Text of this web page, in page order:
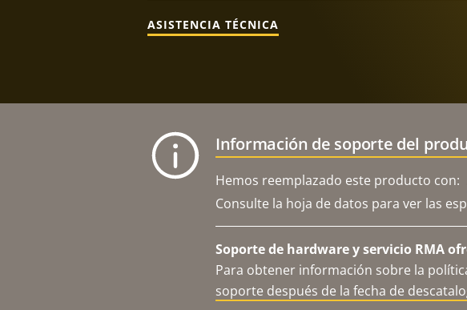
ASISTENCIA TÉCNICA
Información de soporte del
Hemos reemplazado este producto con:
Consulte la hoja de datos para ver las
Soporte de hardware y servicio RMA
Para obtener información sobre la
soporte después de la fecha de